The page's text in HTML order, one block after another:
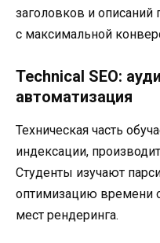
заголовков и
с максимальной
Technical SEO:
автоматизация
Техническая часть
индексации,
Студенты изучают
оптимизацию времени
мест рендеринга.